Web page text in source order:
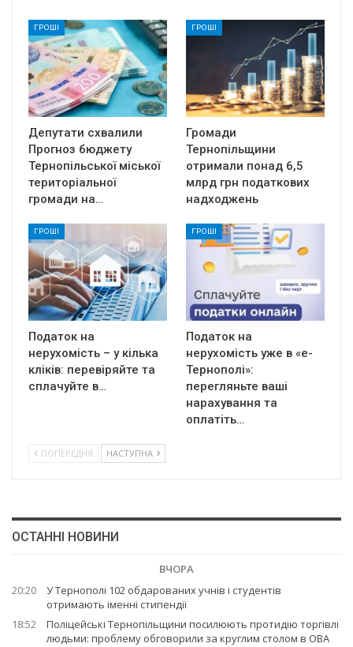
ГРОШІ
Депутати схвалили
Прогноз бюджету
Тернопільської міської
територіальної
громади на…
ГРОШІ
Громади
Тернопільщини
отримали понад 6,5
млрд грн податкових
надходжень
ГРОШІ
Податок на
нерухомість – у кілька
кліків: перевіряйте та
сплачуйте в…
ГРОШІ
Податок на
нерухомість уже в «е-
Тернополі»:
перегляньте ваші
нарахування та
оплатіть…
ПОПЕРЕДНЯ НАСТУПНА
ОСТАННІ НОВИНИ
ВЧОРА
20:20
У Тернополі 102 обдарованих учнів і студентів
отримають іменні стипендії
18:52
Поліцейські Тернопільщини посилюють протидію торгівлі
людьми: проблему обговорили за круглим столом в ОВА